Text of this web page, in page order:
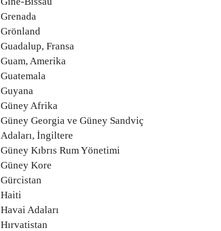
Grenada
Grönland
Guadalup, Fransa
Guam, Amerika
Guatemala
Guyana
Güney Afrika
Güney Georgia ve Güney Sandviç
Adaları, İngiltere
Güney Kıbrıs Rum Yönetimi
Güney Kore
Gürcistan
Haiti
Havai Adaları
Hırvatistan